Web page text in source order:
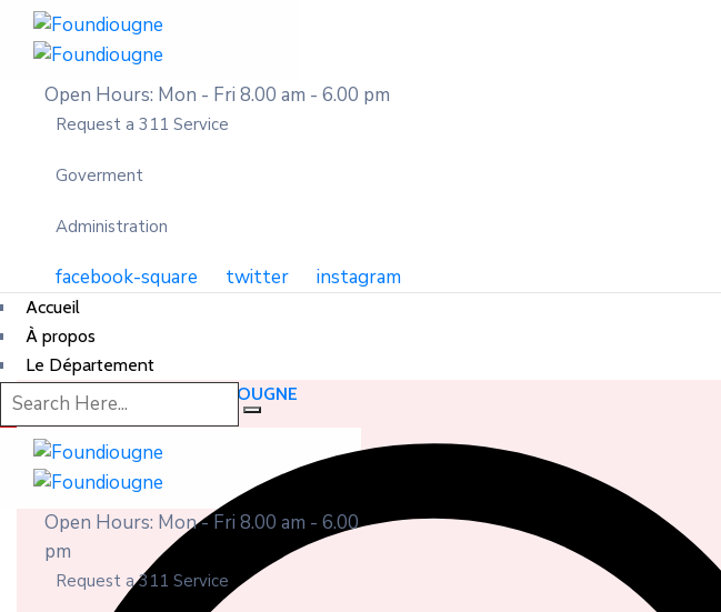
Open Hours: Mon - Fri 8.00 am - 6.00 pm
Request a 311 Service
Goverment
Administration
facebook-square twitter instagram
Accueil
À propos
Le Département
DÉPARTEMENT DE FOUNDIOUGNE
Open Hours: Mon - Fri 8.00 am - 6.00
pm
Request a 311 Service